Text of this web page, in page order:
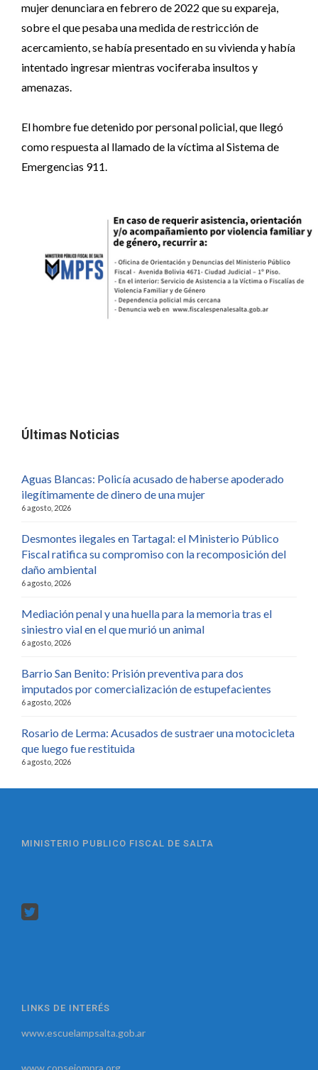
mujer denunciara en febrero de 2022 que su expareja,
sobre el que pesaba una medida de restricción de
acercamiento, se había presentado en su vivienda y había
intentado ingresar mientras vociferaba insultos y
amenazas.
El hombre fue detenido por personal policial, que llegó
como respuesta al llamado de la víctima al Sistema de
Emergencias 911.
Últimas Noticias
Aguas Blancas: Policía acusado de haberse apoderado
ilegítimamente de dinero de una mujer
6 agosto, 2026
Desmontes ilegales en Tartagal: el Ministerio Público
Fiscal ratifica su compromiso con la recomposición del
daño ambiental
6 agosto, 2026
Mediación penal y una huella para la memoria tras el
siniestro vial en el que murió un animal
6 agosto, 2026
Barrio San Benito: Prisión preventiva para dos
imputados por comercialización de estupefacientes
6 agosto, 2026
Rosario de Lerma: Acusados de sustraer una motocicleta
que luego fue restituida
6 agosto, 2026
MINISTERIO PUBLICO FISCAL DE SALTA
LINKS DE INTERÉS
www.escuelampsalta.gob.ar
www.consejompra.org